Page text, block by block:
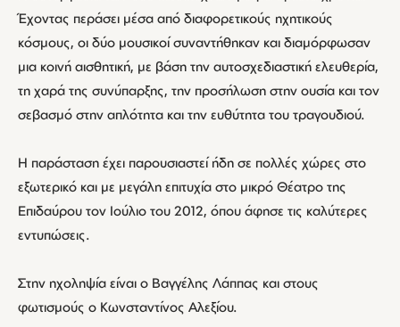
Έχοντας περάσει μέσα από διαφορετικούς ηχητικούς
κόσμους, οι δύο μουσικοί συναντήθηκαν και διαμόρφωσαν
μια κοινή αισθητική, με βάση την αυτοσχεδιαστική ελευθερία,
τη χαρά της συνύπαρξης, την προσήλωση στην ουσία και τον
σεβασμό στην απλότητα και την ευθύτητα του τραγουδιού.
Η παράσταση έχει παρουσιαστεί ήδη σε πολλές χώρες στο
εξωτερικό και με μεγάλη επιτυχία στο μικρό Θέατρο της
Επιδαύρου τον Ιούλιο του 2012, όπου άφησε τις καλύτερες
εντυπώσεις.
Στην ηχοληψία είναι ο Βαγγέλης Λάππας και στους
φωτισμούς ο Κωνσταντίνος Αλεξίου.